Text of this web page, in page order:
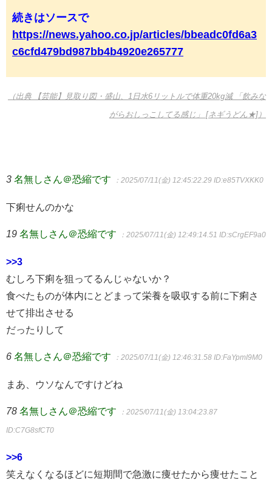
続きはソースで
https://news.yahoo.co.jp/articles/bbeadc0fd6a3
c6cfd479bd987bb4b4920e265777
（出典 【芸能】見取り図・盛山、1日水6リットルで体重20kg減 「飲みな
がらおしっこしてる感じ」 [ネギうどん★]）
3 名無しさん＠恐縮です ：2025/07/11(金) 12:45:22.29 ID:e85TVXKK0
下痢せんのかな
19 名無しさん＠恐縮です ：2025/07/11(金) 12:49:14.51 ID:sCrgEF9a0
>>3
むしろ下痢を狙ってるんじゃないか？
食べたものが体内にとどまって栄養を吸収する前に下痢さ
せて排出させる
だったりして
6 名無しさん＠恐縮です ：2025/07/11(金) 12:46:31.58 ID:FaYpmI9M0
まあ、ウソなんですけどね
78 名無しさん＠恐縮です ：2025/07/11(金) 13:04:23.87
ID:C7G8sfCT0
>>6
笑えなくなるほどに短期間で急激に痩せたから痩せたこと